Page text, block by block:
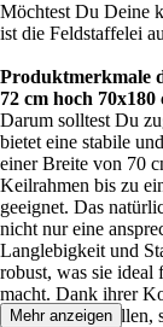
Möchtest Du Deine
ist die Feldstaffelei
Produktmerkmale
72 cm hoch 70x180
Darum solltest Du
bietet eine stabile
einer Breite von 70
Keilrahmen bis zu
geeignet. Das
nicht nur eine
Langlebigkeit und
robust, was sie ideal
macht. Dank ihrer
schnell
Mehr anzeigen